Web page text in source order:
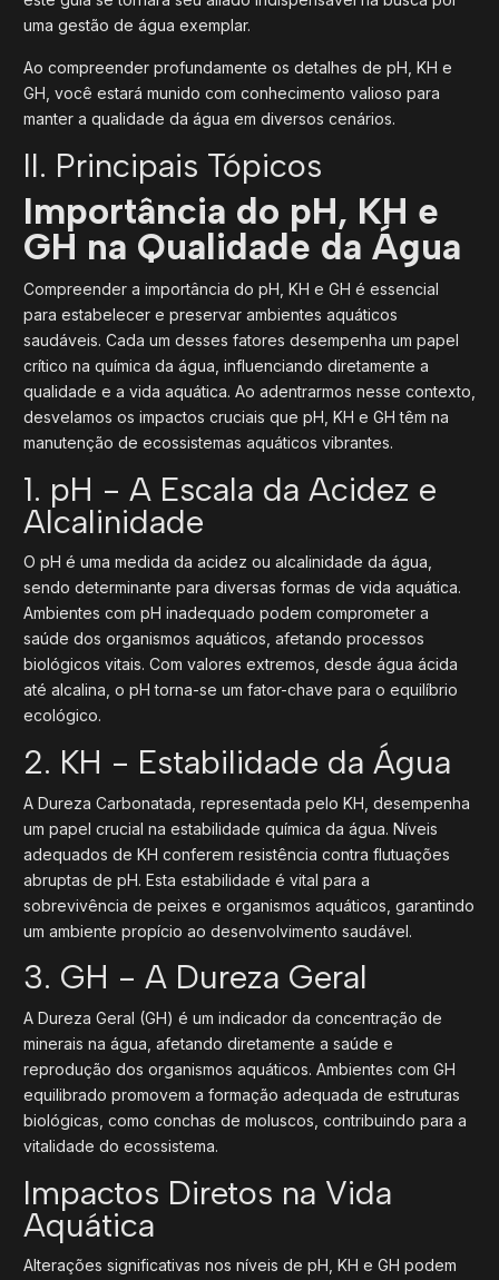
uma gestão de água exemplar.
Ao compreender profundamente os detalhes de pH, KH e
GH, você estará munido com conhecimento valioso para
manter a qualidade da água em diversos cenários.
II. Principais Tópicos
Importância do pH, KH e
GH na Qualidade da Água
Compreender a importância do pH, KH e GH é essencial
para estabelecer e preservar ambientes aquáticos
saudáveis. Cada um desses fatores desempenha um papel
crítico na química da água, influenciando diretamente a
qualidade e a vida aquática. Ao adentrarmos nesse contexto,
desvelamos os impactos cruciais que pH, KH e GH têm na
manutenção de ecossistemas aquáticos vibrantes.
1. pH - A Escala da Acidez e
Alcalinidade
O pH é uma medida da acidez ou alcalinidade da água,
sendo determinante para diversas formas de vida aquática.
Ambientes com pH inadequado podem comprometer a
saúde dos organismos aquáticos, afetando processos
biológicos vitais. Com valores extremos, desde água ácida
até alcalina, o pH torna-se um fator-chave para o equilíbrio
ecológico.
2. KH - Estabilidade da Água
A Dureza Carbonatada, representada pelo KH, desempenha
um papel crucial na estabilidade química da água. Níveis
adequados de KH conferem resistência contra flutuações
abruptas de pH. Esta estabilidade é vital para a
sobrevivência de peixes e organismos aquáticos, garantindo
um ambiente propício ao desenvolvimento saudável.
3. GH - A Dureza Geral
A Dureza Geral (GH) é um indicador da concentração de
minerais na água, afetando diretamente a saúde e
reprodução dos organismos aquáticos. Ambientes com GH
equilibrado promovem a formação adequada de estruturas
biológicas, como conchas de moluscos, contribuindo para a
vitalidade do ecossistema.
Impactos Diretos na Vida
Aquática
Alterações significativas nos níveis de pH, KH e GH podem